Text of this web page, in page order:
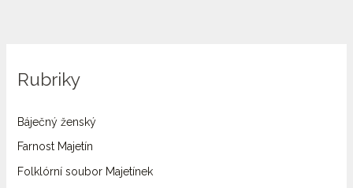
Rubriky
Báječný ženský
Farnost Majetín
Folklórní soubor Majetínek